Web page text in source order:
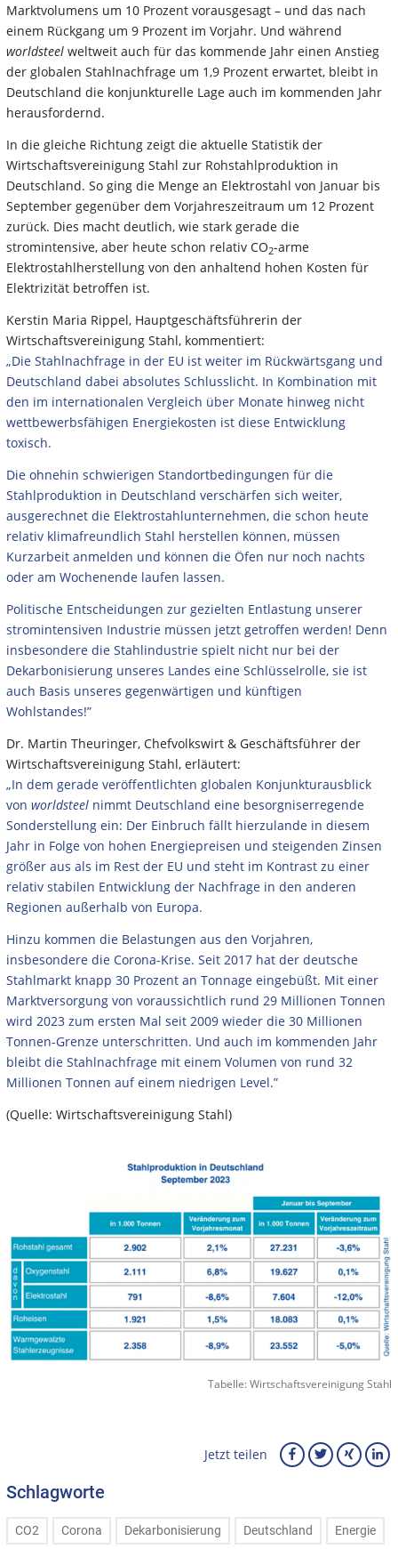
Marktvolumens um 10 Prozent vorausgesagt – und das nach
einem Rückgang um 9 Prozent im Vorjahr. Und während
worldsteel weltweit auch für das kommende Jahr einen Anstieg
der globalen Stahlnachfrage um 1,9 Prozent erwartet, bleibt in
Deutschland die konjunkturelle Lage auch im kommenden Jahr
herausfordernd.
In die gleiche Richtung zeigt die aktuelle Statistik der
Wirtschaftsvereinigung Stahl zur Rohstahlproduktion in
Deutschland. So ging die Menge an Elektrostahl von Januar bis
September gegenüber dem Vorjahreszeitraum um 12 Prozent
zurück. Dies macht deutlich, wie stark gerade die
stromintensive, aber heute schon relativ CO2-arme
Elektrostahlherstellung von den anhaltend hohen Kosten für
Elektrizität betroffen ist.
Kerstin Maria Rippel, Hauptgeschäftsführerin der
Wirtschaftsvereinigung Stahl, kommentiert:
„Die Stahlnachfrage in der EU ist weiter im Rückwärtsgang und
Deutschland dabei absolutes Schlusslicht. In Kombination mit
den im internationalen Vergleich über Monate hinweg nicht
wettbewerbsfähigen Energiekosten ist diese Entwicklung
toxisch.
Die ohnehin schwierigen Standortbedingungen für die
Stahlproduktion in Deutschland verschärfen sich weiter,
ausgerechnet die Elektrostahlunternehmen, die schon heute
relativ klimafreundlich Stahl herstellen können, müssen
Kurzarbeit anmelden und können die Öfen nur noch nachts
oder am Wochenende laufen lassen.
Politische Entscheidungen zur gezielten Entlastung unserer
stromintensiven Industrie müssen jetzt getroffen werden! Denn
insbesondere die Stahlindustrie spielt nicht nur bei der
Dekarbonisierung unseres Landes eine Schlüsselrolle, sie ist
auch Basis unseres gegenwärtigen und künftigen
Wohlstandes!”
Dr. Martin Theuringer, Chefvolkswirt & Geschäftsführer der
Wirtschaftsvereinigung Stahl, erläutert:
„In dem gerade veröffentlichten globalen Konjunkturausblick
von worldsteel nimmt Deutschland eine besorgniserregende
Sonderstellung ein: Der Einbruch fällt hierzulande in diesem
Jahr in Folge von hohen Energiepreisen und steigenden Zinsen
größer aus als im Rest der EU und steht im Kontrast zu einer
relativ stabilen Entwicklung der Nachfrage in den anderen
Regionen außerhalb von Europa.
Hinzu kommen die Belastungen aus den Vorjahren,
insbesondere die Corona-Krise. Seit 2017 hat der deutsche
Stahlmarkt knapp 30 Prozent an Tonnage eingebüßt. Mit einer
Marktversorgung von voraussichtlich rund 29 Millionen Tonnen
wird 2023 zum ersten Mal seit 2009 wieder die 30 Millionen
Tonnen-Grenze unterschritten. Und auch im kommenden Jahr
bleibt die Stahlnachfrage mit einem Volumen von rund 32
Millionen Tonnen auf einem niedrigen Level.”
(Quelle: Wirtschaftsvereinigung Stahl)
Tabelle: Wirtschaftsvereinigung Stahl
Jetzt teilen
Schlagworte
CO2 Corona Dekarbonisierung Deutschland Energie